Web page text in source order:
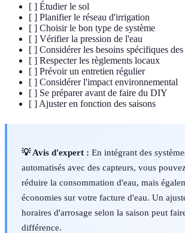
[ ] Étudier le sol
[ ] Planifier le réseau d'irrigation
[ ] Choisir le bon type de système
[ ] Vérifier la pression de l'eau
[ ] Considérer les besoins spécifiques des
[ ] Respecter les règlements locaux
[ ] Prévoir un entretien régulier
[ ] Considérer l'impact environnemental
[ ] Se préparer avant de faire du DIY
[ ] Ajuster en fonction des saisons
💡 Avis d'expert : En intégrant des
automatisés avec des capteurs, vous
réduire la consommation d'eau, mais
économies sur votre facture d'eau. Un
horaires d'arrosage selon la saison peut
différence.